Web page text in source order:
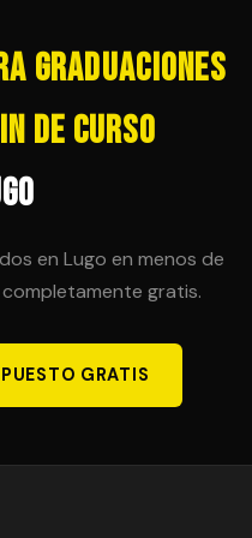
Graduaciones
de Curso
en Lugo en menos de
gratis.
GRATIS